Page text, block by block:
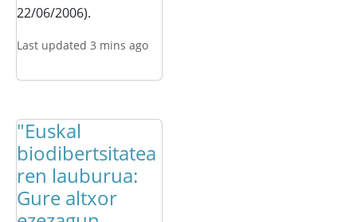
22/06/2006).
Last updated 3 mins ago
"Euskal
biodibertsitatea
ren lauburua:
Gure altxor